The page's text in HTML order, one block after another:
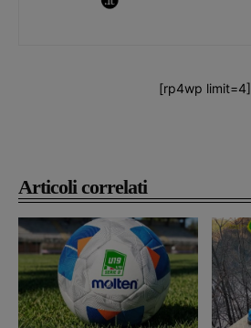
Articoli correlati
[rp4wp limit=4]